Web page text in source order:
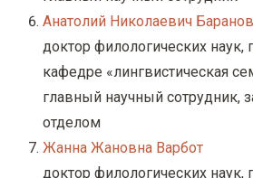
Анатолий Николаевич Баранов
доктор филологических наук,
кафедре «лингвистическая
главный научный сотрудник,
отделом
Жанна Жановна Варбот
доктор филологических наук,